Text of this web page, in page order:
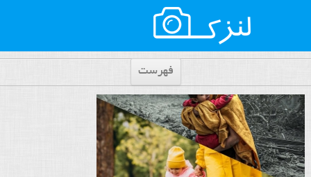
فهرست